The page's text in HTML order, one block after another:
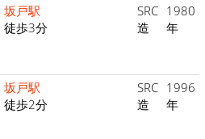
坂戸駅
徒歩3分
SRC
造
1980
年
坂戸駅
徒歩2分
SRC
造
1996
年